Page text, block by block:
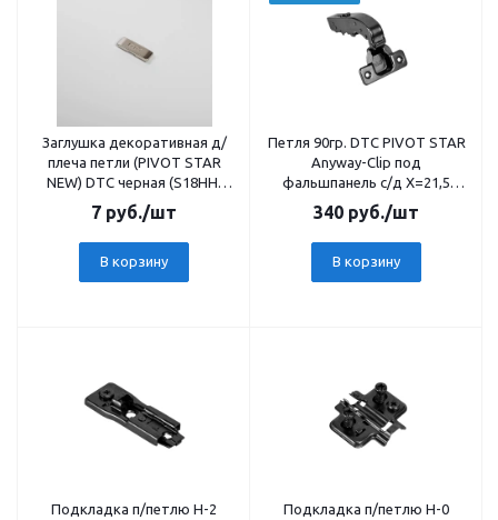
Заглушка декоративная д/
плеча петли (PIVOT STAR
NEW) DTC черная (S18HH)
22707
7 руб./шт
В корзину
Петля 90гр. DTC PIVOT STAR
Anyway-Clip под
фальшпанель с/д X=21,5
45мм черная (C81J875FAB)
20270
340 руб./шт
В корзину
Подкладка п/петлю Н-2
Подкладка п/петлю Н-0